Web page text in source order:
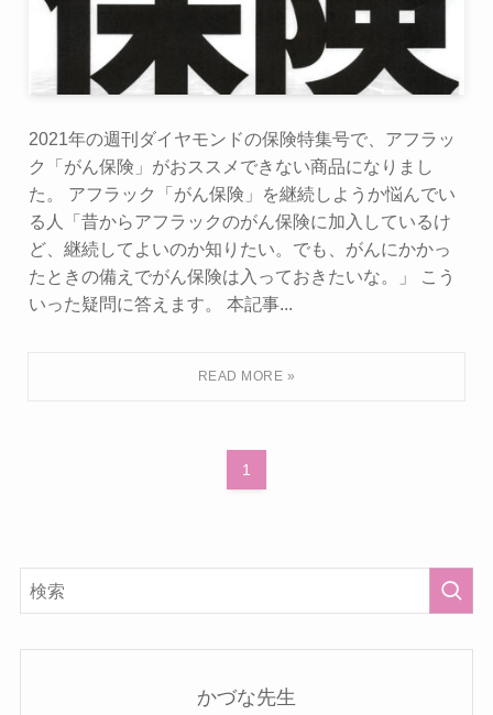
2021年の週刊ダイヤモンドの保険特集号で、アフラッ
ク「がん保険」がおススメできない商品になりまし
た。 アフラック「がん保険」を継続しようか悩んでい
る人「昔からアフラックのがん保険に加入しているけ
ど、継続してよいのか知りたい。でも、がんにかかっ
たときの備えでがん保険は入っておきたいな。」 こう
いった疑問に答えます。 本記事...
1
かづな先生